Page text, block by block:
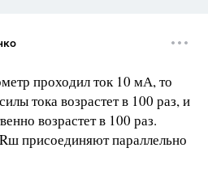
проходил ток 10 мА, то
тока воз­растет в 100 раз, и
возрастет в 100 раз.
присоединяют параллельно